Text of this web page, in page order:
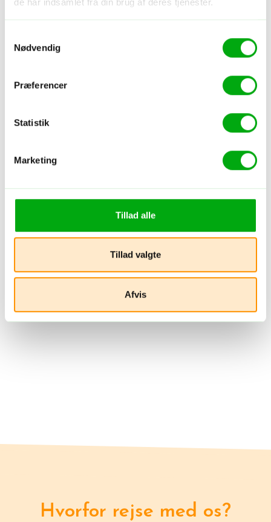
de har indsamlet fra din brug af deres tjenester.
Nødvendig
Præferencer
Statistik
Marketing
Tillad alle
Tillad valgte
Afvis
Hvorfor rejse med os?